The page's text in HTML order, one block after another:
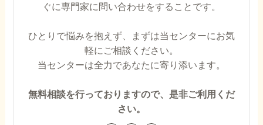
ぐに専門家に問い合わせをすることです。
ひとりで悩みを抱えず、まずは当センターにお気
軽にご相談ください。
当センターは全力であなたに寄り添います。
無料相談を行っておりますので、是非ご利用くだ
さい。